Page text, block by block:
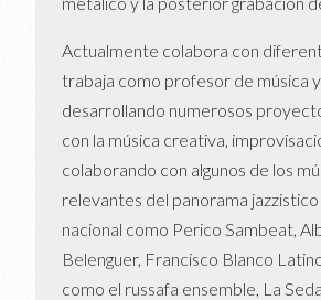
Actualmente colabora con
trabaja como profesor de música
desarrollando numerosos
con la música creativa,
colaborando con algunos de los
relevantes del panorama
nacional como Perico Sambeat,
Belenguer, Francisco Blanco
como el russafa ensemble, La